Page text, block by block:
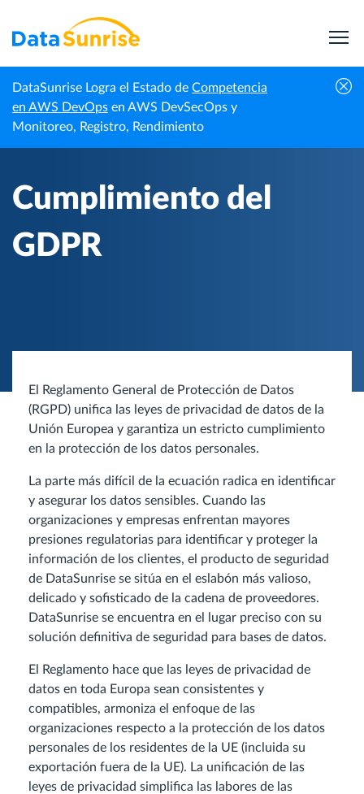
DataSunrise Logra el Estado de Competencia
en AWS DevOps en AWS DevSecOps y
Monitoreo, Registro, Rendimiento
Inicio Cumplimiento de Datos Cumplimiento del GDPR
Cumplimiento del
GDPR
El Reglamento General de Protección de Datos
(RGPD) unifica las leyes de privacidad de datos de la
Unión Europea y garantiza un estricto cumplimiento
en la protección de los datos personales.
La parte más difícil de la ecuación radica en identificar
y asegurar los datos sensibles. Cuando las
organizaciones y empresas enfrentan mayores
presiones regulatorias para identificar y proteger la
información de los clientes, el producto de seguridad
de DataSunrise se sitúa en el eslabón más valioso,
delicado y sofisticado de la cadena de proveedores.
DataSunrise se encuentra en el lugar preciso con su
solución definitiva de seguridad para bases de datos.
El Reglamento hace que las leyes de privacidad de
datos en toda Europa sean consistentes y
compatibles, armoniza el enfoque de las
organizaciones respecto a la protección de los datos
personales de los residentes de la UE (incluida su
exportación fuera de la UE). La unificación de las
leyes de privacidad simplifica las labores de las